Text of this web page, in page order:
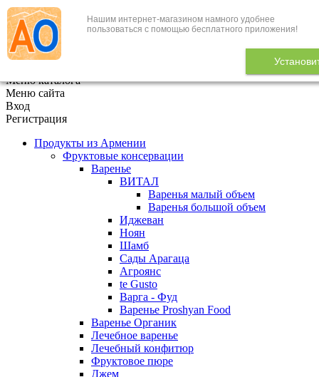
Нашим интернет-магазином намного удобнее
пользоваться с помощью бесплатного приложения!
+7 (495) 646-888-1
В корзине 0
Меню каталога
Меню сайта
Вход
Регистрация
Продукты из Армении
Фруктовые консервации
Варенье
ВИТАЛ
Варенья малый объем
Варенья большой объем
Иджеван
Ноян
Шамб
Сады Арагаца
Агроянс
te Gusto
Варга - Фуд
Варенье Proshyan Food
Варенье Органик
Лечебное варенье
Лечебный конфитюр
Фруктовое пюре
Джем